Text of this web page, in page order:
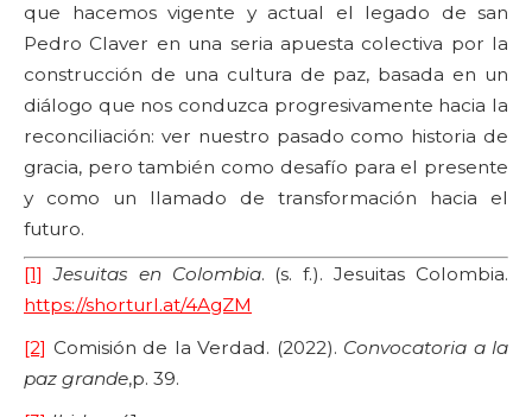
que hacemos vigente y actual el legado de san
Pedro Claver en una seria apuesta colectiva por la
construcción de una cultura de paz, basada en un
diálogo que nos conduzca progresivamente hacia la
reconciliación: ver nuestro pasado como historia de
gracia, pero también como desafío para el presente
y como un llamado de transformación hacia el
futuro.
[1] Jesuitas en Colombia. (s. f.). Jesuitas Colombia.
https://shorturl.at/4AgZM
[2] Comisión de la Verdad. (2022). Convocatoria a la
paz grande,p. 39.